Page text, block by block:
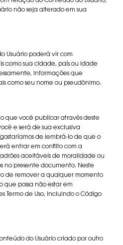
não seja alterado em sua
Usuário poderá vir com
como sua cidade, país ou idade
informações que
como seu nome ou pseudônimo.
que você publicar através deste
e será de sua exclusiva
de lembrá-lo de que o
entrar em conflito com a
aceitáveis de moralidade ou
no presente documento. Neste
de remover a qualquer momento
que possa não estar em
Termo de Uso, incluindo o Código
do Usuário criado por outro